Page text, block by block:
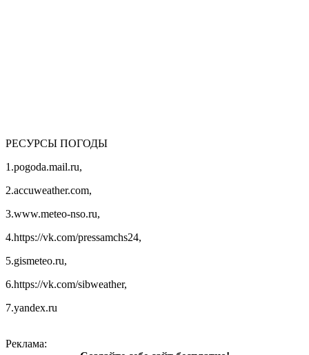
РЕСУРСЫ ПОГОДЫ
1.pogoda.mail.ru,
2.accuweather.com,
3.www.meteo-nso.ru,
4.https://vk.com/pressamchs24,
5.gismeteo.ru,
6.https://vk.com/sibweather,
7.yandex.ru
Реклама: